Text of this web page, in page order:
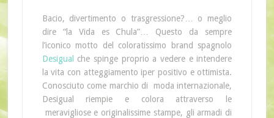
Bacio, divertimento o trasgressione?… o meglio
dire “la Vida es Chula”… Questo da sempre
l’iconico motto del coloratissimo brand spagnolo
Desigual
che spinge proprio a vedere e intendere
la vita con atteggiamento iper positivo e ottimista.
Conosciuto come marchio di moda internazionale,
Desigual riempie e colora attraverso le
meravigliose e originalissime stampe, gli armadi di